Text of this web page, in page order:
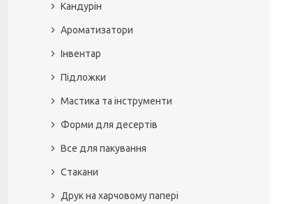
Кандурін
Ароматизатори
Інвентар
Підложки
Мастика та інструменти
Форми для десертів
Все для пакування
Стакани
Друк на харчовому папері